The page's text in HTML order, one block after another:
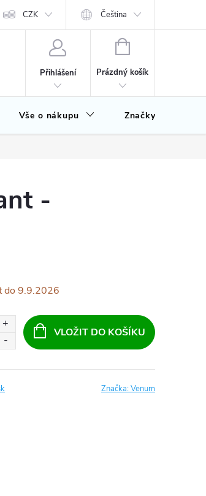
CZK Čeština
Přihlášení
NÁKUPNÍ
Prázdný košík
Vše o nákupu Značky
-
9.9.2026
VLOŽIT DO KOŠÍKU
Značka:Venum